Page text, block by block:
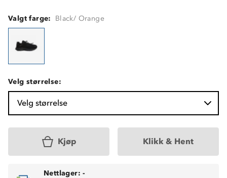
Valgt farge: Black/ Orange
Velg størrelse:
Velg størrelse
Kjøp Klikk & Hent
Nettlager: -